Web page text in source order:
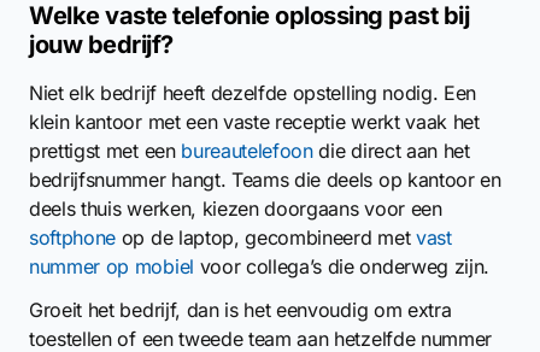
Welke vaste telefonie oplossing past bij
jouw bedrijf?
Niet elk bedrijf heeft dezelfde opstelling nodig. Een
klein kantoor met een vaste receptie werkt vaak het
prettigst met een bureautelefoondie direct aan het
bedrijfsnummer hangt. Teams die deels op kantoor en
deels thuis werken, kiezen doorgaans voor een
softphone op de laptop, gecombineerd met vast
nummer op mobiel voor collega’s die onderweg zijn.
Groeit het bedrijf, dan is het eenvoudig om extra
toestellen of een tweede team aan hetzelfde nummer